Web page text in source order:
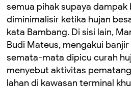
semua pihak supaya dampak
diminimalisir ketika hujan
kata Bambang. Di sisi lain,
Budi Mateus, mengakui
semata-mata dipicu curah
menyebut aktivitas
lahan di kawasan terminal